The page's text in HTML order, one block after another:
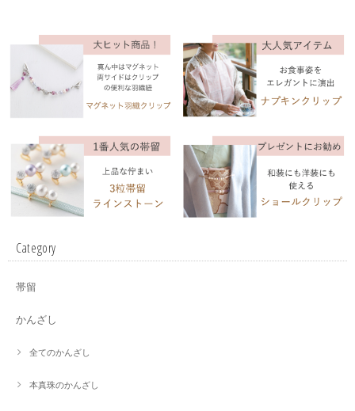
Category
帯留
かんざし
全てのかんざし
本真珠のかんざし